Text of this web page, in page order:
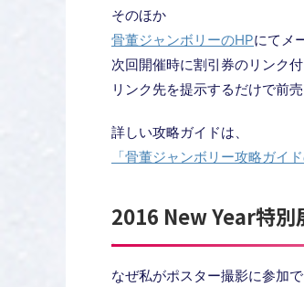
そのほか
骨董ジャンボリーのHPにてメ
次回開催時に割引券のリンク
リンク先を提示するだけで前
詳しい攻略ガイドは、
「骨董ジャンボリー攻略ガイド
2016 New Year特別
なぜ私がポスター撮影に参加で